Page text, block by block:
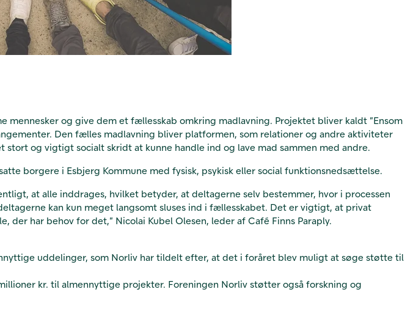
mennesker og give dem et fællesskab omkring madlavning. Projektet bliver kaldt ”Ensom
Den fælles madlavning bliver platformen, som relationer og andre aktiviteter
og vigtigt socialt skridt at kunne handle ind og lave mad sammen med andre.
borgere i Esbjerg Kommune med fysisk, psykisk eller social funktionsnedsættelse.
at alle inddrages, hvilket betyder, at deltagerne selv bestemmer, hvor i processen
kan kun meget langsomt sluses ind i fællesskabet. Det er vigtigt, at privat
har behov for det,” Nicolai Kubel Olesen, leder af Café Finns Paraply.
uddelinger, som Norliv har tildelt efter, at det i foråret blev muligt at søge støtte til
kr. til almennyttige projekter. Foreningen Norliv støtter også forskning og